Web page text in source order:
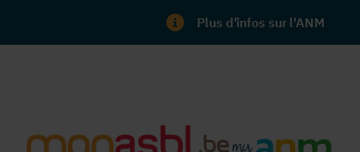
Plus d'infos sur l'ANM